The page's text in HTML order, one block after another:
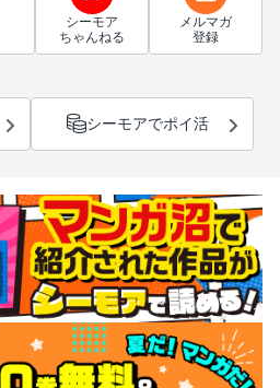
シーモア
ちゃんねる
メルマガ
登録
シーモアでポイ活